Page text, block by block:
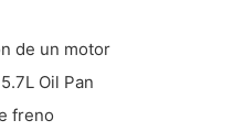
de un motor
Oil Pan
freno